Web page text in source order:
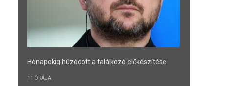
Hónapokig húzódott a találkozó előkészítése.
11 ÓRÁJA